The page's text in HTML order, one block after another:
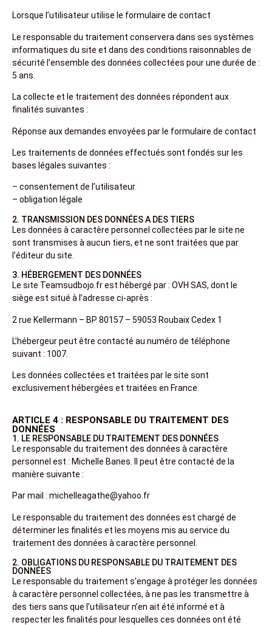
Lorsque l’utilisateur utilise le formulaire de contact
Le responsable du traitement conservera dans ses systèmes
informatiques du site et dans des conditions raisonnables de
sécurité l’ensemble des données collectées pour une durée de :
5 ans.
La collecte et le traitement des données répondent aux
finalités suivantes :
Réponse aux demandes envoyées par le formulaire de contact
Les traitements de données effectués sont fondés sur les
bases légales suivantes :
– consentement de l’utilisateur
– obligation légale
2. TRANSMISSION DES DONNÉES A DES TIERS
Les données à caractère personnel collectées par le site ne
sont transmises à aucun tiers, et ne sont traitées que par
l’éditeur du site.
3. HÉBERGEMENT DES DONNÉES
Le site Teamsudbojo.fr est hébergé par : OVH SAS, dont le
siège est situé à l’adresse ci-après :
2 rue Kellermann – BP 80157 – 59053 Roubaix Cedex 1
L’hébergeur peut être contacté au numéro de téléphone
suivant : 1007.
Les données collectées et traitées par le site sont
exclusivement hébergées et traitées en France.
ARTICLE 4 : RESPONSABLE DU TRAITEMENT DES
DONNÉES
1. LE RESPONSABLE DU TRAITEMENT DES DONNÉES
Le responsable du traitement des données à caractère
personnel est : Michelle Banes. Il peut être contacté de la
manière suivante :
Par mail : michelleagathe@yahoo.fr
Le responsable du traitement des données est chargé de
déterminer les finalités et les moyens mis au service du
traitement des données à caractère personnel.
2. OBLIGATIONS DU RESPONSABLE DU TRAITEMENT DES
DONNÉES
Le responsable du traitement s’engage à protéger les données
à caractère personnel collectées, à ne pas les transmettre à
des tiers sans que l’utilisateur n’en ait été informé et à
respecter les finalités pour lesquelles ces données ont été